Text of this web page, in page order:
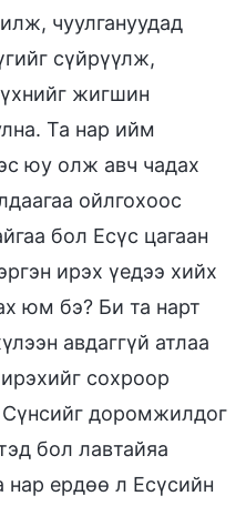
чуулгануудад
сүйрүүлж,
жигшин
Та нар ийм
юу олж авч чадах
ойлгохоос
бол Есүс цагаан
ирэх үедээ хийх
юм бэ? Би та нарт
авдаггүй атлаа
сохроор
Сүнсийг доромжилдог
бол лавтайяа
нар ердөө л Есүсийн